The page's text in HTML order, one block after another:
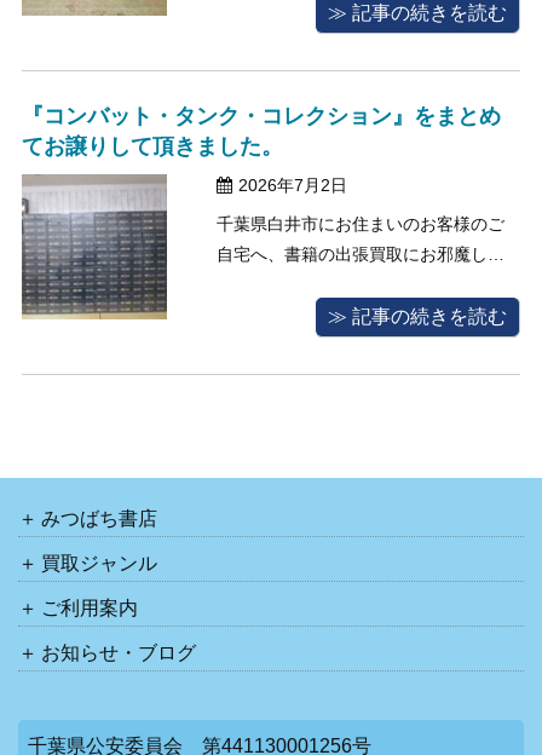
査定のご依頼をくださいましたお客様
古学関連の学術雑誌の整理のため、当
店へお問い合わせをくださいました。
お客様は、ご退職を機に書斎を整理さ
れて ...
≫ 記事の続きを読む
『コンバット・タンク・コレクション』をまとめ
てお譲りして頂きました。
2026年7月2日
千葉県白井市にお住まいのお客様のご
自宅へ、書籍の出張買取にお邪魔しま
自宅の大掃除をした際に出てきた不用
相談でした。 長年買い集めてきた書籍
≫ 記事の続きを読む
みつばち書店
買取ジャンル
ご利用案内
お知らせ・ブログ
千葉県公安委員会 第441130001256号